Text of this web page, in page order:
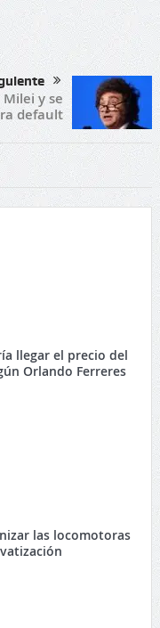
y se
default
llegar el precio del
Orlando Ferreres
las locomotoras